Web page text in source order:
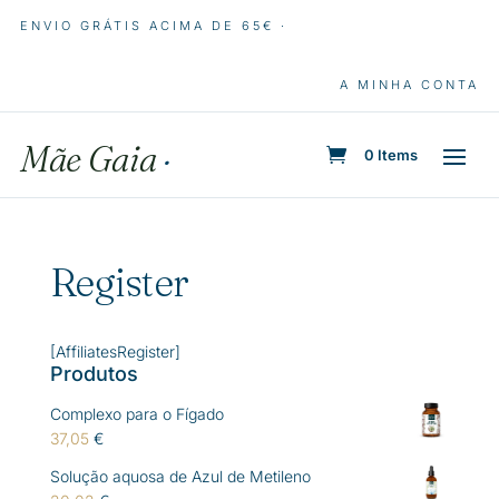
ENVIO GRÁTIS ACIMA DE 65€ ·
A MINHA CONTA
Mãe Gaia · 0 Items
Register
[AffiliatesRegister]
Produtos
Complexo para o Fígado
37,05 €
Solução aquosa de Azul de Metileno